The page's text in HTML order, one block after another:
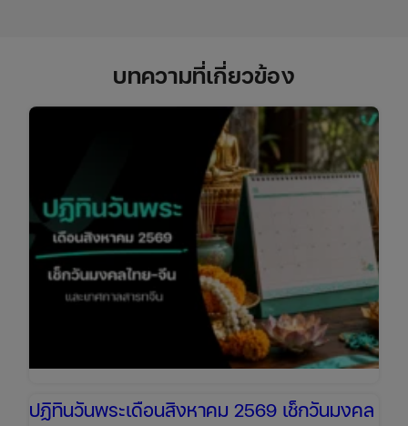
บทความที่เกี่ยวข้อง
ปฏิทินวันพระเดือนสิงหาคม 2569 เช็กวันมงคล